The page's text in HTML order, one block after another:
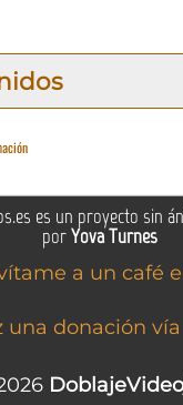
es un proyecto sin
porYova Turnes
a un café
una donación